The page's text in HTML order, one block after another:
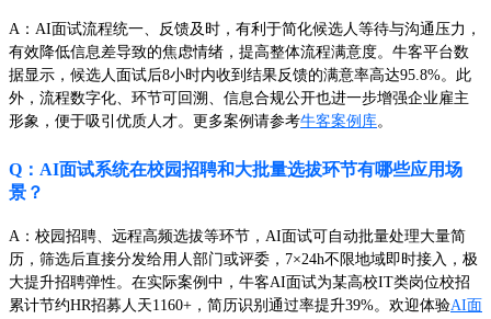
A：AI面试流程统一、反馈及时，有利于简化候选人等待与沟通压力，
有效降低信息差导致的焦虑情绪，提高整体流程满意度。牛客平台数
据显示，候选人面试后8小时内收到结果反馈的满意率高达95.8%。此
外，流程数字化、环节可回溯、信息合规公开也进一步增强企业雇主
形象，便于吸引优质人才。更多案例请参考牛客案例库。
Q：AI面试系统在校园招聘和大批量选拔环节有哪些应用场
景？
A：校园招聘、远程高频选拔等环节，AI面试可自动批量处理大量简
历，筛选后直接分发给用人部门或评委，7×24h不限地域即时接入，极
大提升招聘弹性。在实际案例中，牛客AI面试为某高校IT类岗位校招
累计节约HR招募人天1160+，简历识别通过率提升39%。欢迎体验AI面